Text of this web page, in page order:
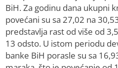
BiH. Za godinu dana ukupni
povećani su sa 27,02 na
predstavlja rast od više od
13 odsto. U istom periodu
banke BiH porasle su sa